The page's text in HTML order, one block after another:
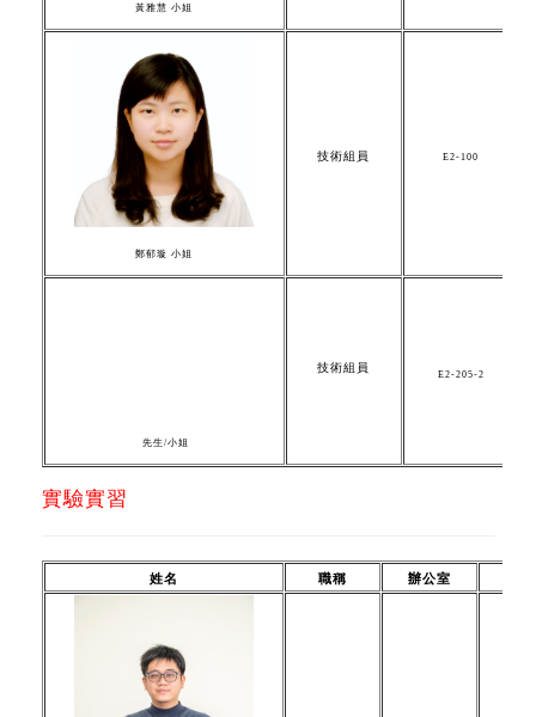
黃雅慧 小姐
鄭郁璇 小姐
技術組員 E2-100
先生/小姐
技術組員
E2-205-2
實驗實習
姓名 職稱 辦公室